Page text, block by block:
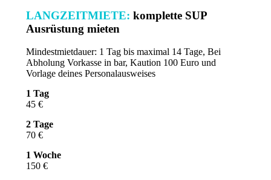
LANGZEITMIETE: komplette SUP
Ausrüstung mieten
Mindestmietdauer: 1 Tag bis maximal 14 Tage, Bei
Abholung Vorkasse in bar, Kaution 100 Euro und
Vorlage deines Personalausweises
1 Tag
45 €
2 Tage
70 €
1 Woche
150 €